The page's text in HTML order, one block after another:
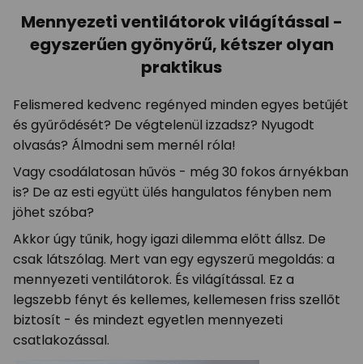
Mennyezeti ventilátorok világítással -
egyszerűen gyönyörű, kétszer olyan
praktikus
Felismered kedvenc regényed minden egyes betűjét
és gyűrődését? De végtelenül izzadsz? Nyugodt
olvasás? Álmodni sem mernél róla!
Vagy csodálatosan hűvös - még 30 fokos árnyékban
is? De az esti együtt ülés hangulatos fényben nem
jöhet szóba?
Akkor úgy tűnik, hogy igazi dilemma előtt állsz. De
csak látszólag. Mert van egy egyszerű megoldás: a
mennyezeti ventilátorok. És világítással. Ez a
legszebb fényt és kellemes, kellemesen friss szellőt
biztosít - és mindezt egyetlen mennyezeti
csatlakozással.